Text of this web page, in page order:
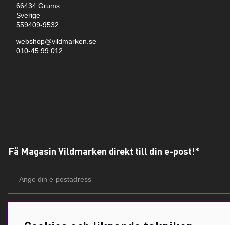
66434 Grums
Sverige
559409-9532
webshop@vildmarken.se
010-45 99 012
Få Magasin Vildmarken direkt till din e-post!*
postadress